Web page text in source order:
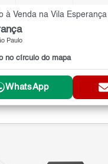
à Venda na Vila
Paulo
no círculo do mapa
WhatsApp